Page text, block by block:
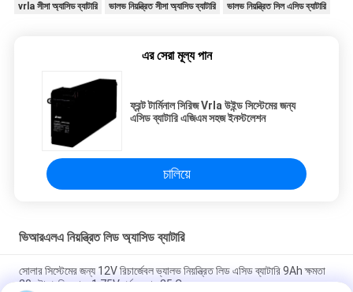
vrla সীসা অ্যাসিড ব্যাটারি ভালভ নিয়ন্ত্রিত সীসা অ্যাসিড ব্যাটারি ভালভ নিয়ন্ত্রিত সিল এসিড ব্যাটারি
এর সেরা মূল্য পান
ফ্রন্ট টার্মিনাল সিরিজ Vrla উইন্ড সিস্টেমের জন্য
এসিড ব্যাটারি এজিএম সহজ ইনস্টলেশন
চালিয়ে
ভিআরএলএ নিয়ন্ত্রিত লিড অ্যাসিড ব্যাটারি
সোলার সিস্টেমের জন্য 12V রিচার্জেবল ভ্যালভ নিয়ন্ত্রিত লিড এসিড ব্যাটারি 9Ah ক্ষমতা
20 ঘন্টা প্রতি কোষে 1.75V পর্যন্ত হার 25 C